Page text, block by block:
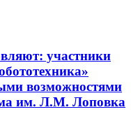
участники
возможностями
им. Л.М. Лоповка